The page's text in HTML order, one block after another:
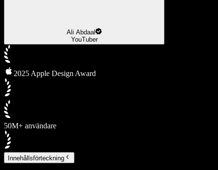
Ali Abdaal
YouTuber
2025 Apple Design Award
50M+ användare
Innehållsförteckning